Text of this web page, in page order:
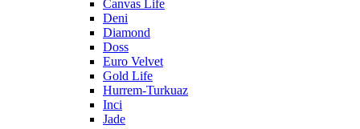
Canvas Life
Deni
Diamond
Doss
Euro Velvet
Gold Life
Hurrem-Turkuaz
Inci
Jade